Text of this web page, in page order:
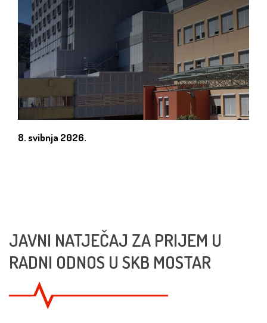
8. svibnja 2026.
JAVNI NATJEČAJ ZA PRIJEM U
RADNI ODNOS U SKB MOSTAR